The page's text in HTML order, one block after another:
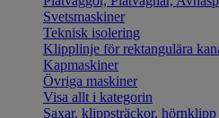
Svetsmaskiner
Teknisk isolering
Klipplinje för rektangulära
Kapmaskiner
Övriga maskiner
Visa allt i kategorin
Saxar, klippsträckor, hörnklipp